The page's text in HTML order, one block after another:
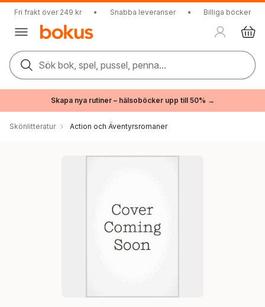
Fri frakt över 249 kr • Snabba leveranser • Billiga böcker
Sök bok, spel, pussel, penna...
Skapa nya rutiner – hälsoböcker upp till 50% →
Skönlitteratur Action och Äventyrsromaner